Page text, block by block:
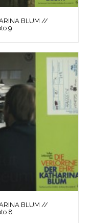
BLUM //
9
BLUM //
8